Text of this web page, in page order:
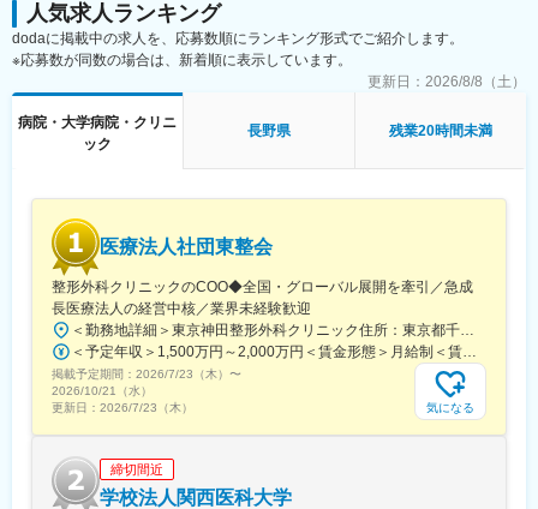
院下駅、東池袋駅、日比谷駅、銀座駅、岩本町駅、立川駅、京王
八王子駅、高輪台駅、奥沢駅、神奈川駅、平沼橋駅、京急川崎
駅、石上駅、新越谷駅、宇都宮駅東口駅、新千葉駅、栄町駅(千葉
県)、船橋駅、札幌駅、仙台駅(地下鉄)、曽根田駅、栄駅(愛知県)、
浜松駅、三島田町駅、市役所前駅(長野県)、金沢駅、あすなろう四
日市駅、電鉄富山駅・エスタ前駅、福井駅(福井県)、大阪梅田駅
(阪神線)、なんば駅(地下鉄)、高槻駅、梅田駅(地下鉄)、宮之阪
島県)、高松築港駅、高知橋駅、眉山ロープウェイ山麓駅、天神
駅、小倉駅(福岡県)、東比恵駅、鹿児島中央駅、水道町駅、五島町
駅、旭橋駅、西早稲田駅、末広町駅(東京都)、立川南駅、高輪ゲー
トウェイ駅、九品仏駅、新高島駅、東宿郷駅、葭川公園駅、大神
宮下駅、大通駅、仙台駅、栄町駅(愛知県)、国際センター駅、日吉
町駅、第一通り駅、三島駅、七ツ屋駅、富山駅、福井城址大名町
駅、なんば駅(南海線)、大阪駅、天王寺駅、西大橋駅、五条駅(京
都市営)、京都河原町駅、神戸三宮駅(阪神)、本通駅、高松駅(香川
県)、南堀端駅、はりまや橋駅、旦過駅、高見橋駅、熊本城・市役
人気求人ランキング
dodaに掲載中の求人を、応募数順にランキング形式でご紹介します。
※応募数が同数の場合は、新着順に表示しています。
更新日： 2026/8/8（土）
病院・大学病院・クリニ
ック
長野県 残業20時間未満
医療法人社団東整会
整形外科クリニックのCOO◆全国・グローバル展開を牽引／急成
長医療法人の経営中核／業界未経験歓迎
＜勤務地詳細＞東京神田整形外科クリニック住所：東京都千代田区鍛冶町2丁目8-6 メディカルプライム神田3F勤務地最寄駅：JR山手線／神田駅受動喫煙対策：屋内全面禁煙変更の範囲：会社の定める事業所
＜予定年収＞1,500万円～2,000万円＜賃金形態＞月給制＜賃金内訳＞月額（基本給）：1,200,000円～1,500,000円＜月給＞1,200,000円～1,500,000円＜昇給有無＞有＜残業手当＞有＜給与補足＞※経験やスキルを考慮して決定します。■昇給：年1回■賞与：年2回賃金はあくまでも目安の金額であり、選考を通じて上下する可能性があります。月給(月額)は固定手当を含めた表記です。
掲載予定期間： 2026/7/23（木） 〜
2026/10/21（水）
更新日： 2026/7/23（木） 気になる
締切間近
学校法人関西医科大学